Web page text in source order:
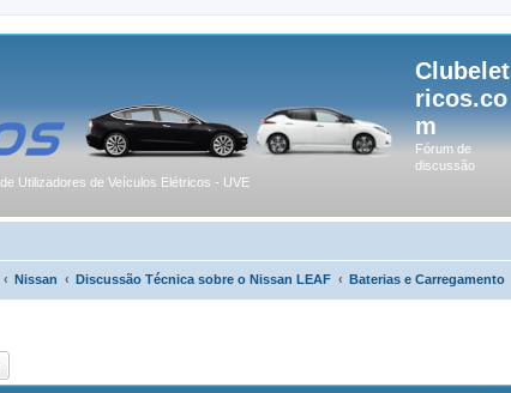
Clubelet
ricos.co
m
Fórum de
discussão
Utilizadores de Veículos Elétricos - UVE
Nissan Discussão Técnica sobre o Nissan LEAF Baterias e Carregamento